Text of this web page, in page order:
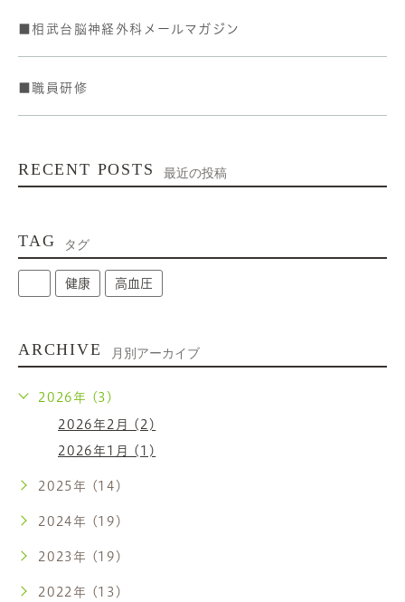
■相武台脳神経外科メールマガジン
■職員研修
RECENT POSTS 最近の投稿
TAG タグ
健康 高血圧
ARCHIVE 月別アーカイブ
2026年 (3)
2026年2月 (2)
2026年1月 (1)
2025年 (14)
2024年 (19)
2023年 (19)
2022年 (13)